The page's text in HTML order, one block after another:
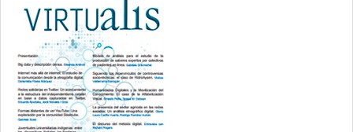
lateral
del
artículo